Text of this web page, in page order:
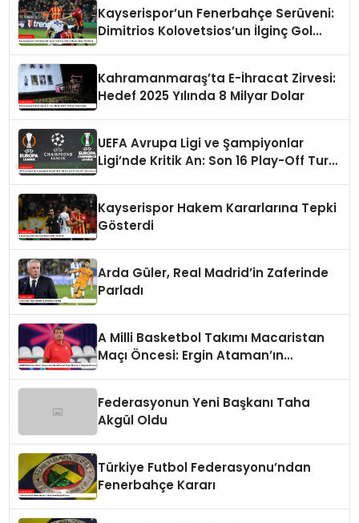
Kayserispor’un Fenerbahçe Serüveni:
Dimitrios Kolovetsios’un İlginç Gol
Kahramanmaraş’ta E-İhracat Zirvesi:
Hedef 2025 Yılında 8 Milyar Dolar
UEFA Avrupa Ligi ve Şampiyonlar
Ligi’nde Kritik An: Son 16 Play-Off Turu
Kayserispor Hakem Kararlarına Tepki
Gösterdi
Arda Güler, Real Madrid’in Zaferinde
Parladı
A Milli Basketbol Takımı Macaristan
Maçı Öncesi: Ergin Ataman’ın
Federasyonun Yeni Başkanı Taha
Akgül Oldu
Türkiye Futbol Federasyonu’ndan
Fenerbahçe Kararı